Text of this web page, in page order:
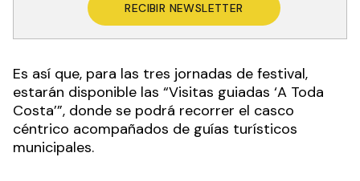
RECIBIR NEWSLETTER
Es así que, para las tres jornadas de festival,
estarán disponible las “Visitas guiadas ‘A Toda
Costa’”, donde se podrá recorrer el casco
céntrico acompañados de guías turísticos
municipales.